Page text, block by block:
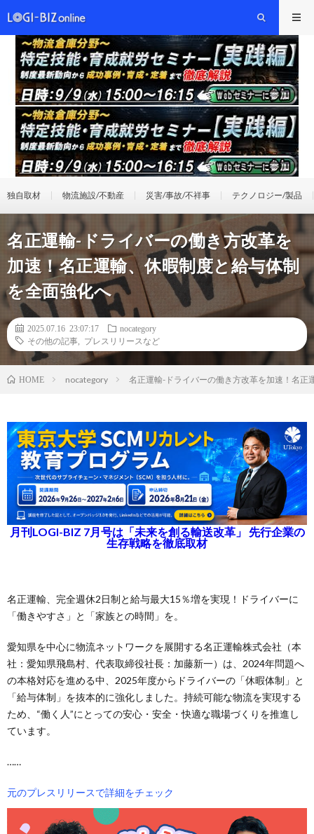
独自取材 物流施設/不動産 災害/事故/不祥事 テクノロジー/製品
名正運輸-ドライバーの働き方改革を
加速！名正運輸、休暇制度と給与体制
を全面強化へ
2025.07.16 23:07:17
nocategory
その他の記事
プレスリリースなど
HOME nocategory 名正運輸-ドライバーの働き方改革を加速！名正
月刊LOGI-BIZ 7月号は「未来を創る輸送改革」 先行企業の
生存戦略を徹底取材
名正運輸、完全週休2日制と給与最大15％増を実現！ドライバーに
「働きやすさ」と「家族との時間」を。
愛知県を中心に物流ネットワークを展開する名正運輸株式会社（本
社：愛知県飛島村、代表取締役社長：加藤新一）は、2024年問題へ
の本格対応を進める中、2025年度からドライバーの「休暇体制」と
「給与体制」を抜本的に強化しました。持続可能な物流を実現する
ため、“働く人”にとっての安心・安全・快適な職場づくりを推進し
ています。
……
元のプレスリリースで詳細をチェック